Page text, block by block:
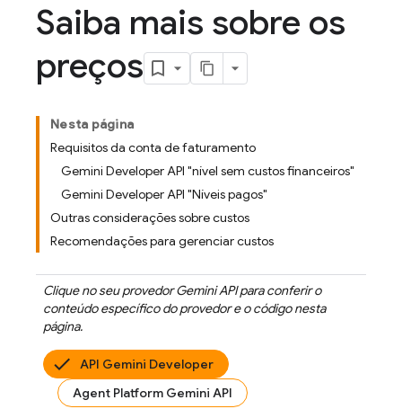
Saiba mais sobre os
preços
Nesta página
Requisitos da conta de faturamento
Gemini Developer API "nível sem custos financeiros"
Gemini Developer API "Níveis pagos"
Outras considerações sobre custos
Recomendações para gerenciar custos
Clique no seu provedorGemini APIpara conferir o
conteúdo específico do provedor e o código nesta
página.
API Gemini Developer
Agent Platform Gemini API